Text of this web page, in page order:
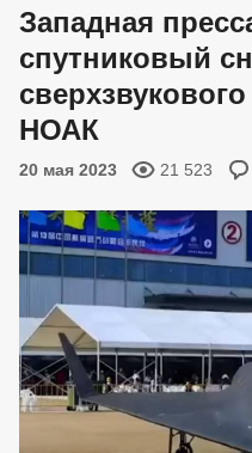
Западная
спутниковый
НОАК
20 мая 2023 21 523